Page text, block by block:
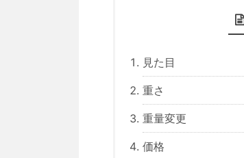
見た目
重さ
重量変更
価格